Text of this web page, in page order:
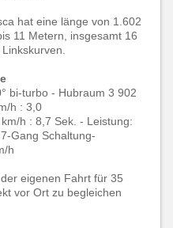
hat eine länge von 1.602
11 Metern, insgesamt 16
bi-turbo - Hubraum 3 902
h : 3,0
h : 8,7 Sek. - Leistung:
Gang Schaltung-
h
eigenen Fahrt für 35
vor Ort zu begleichen